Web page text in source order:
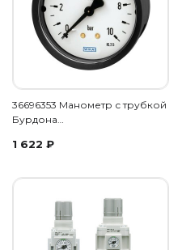
36696353 Манометр с трубкой
Бурдона…
1 622 ₽